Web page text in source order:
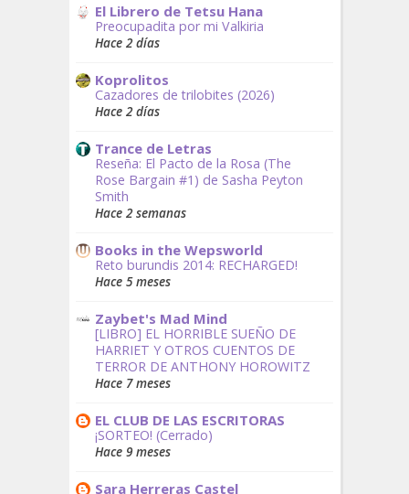
El Librero de Tetsu Hana
Preocupadita por mi Valkiria
Hace 2 días
Koprolitos
Cazadores de trilobites (2026)
Hace 2 días
Trance de Letras
Reseña: El Pacto de la Rosa (The
Rose Bargain #1) de Sasha Peyton
Smith
Hace 2 semanas
Books in the Wepsworld
Reto burundis 2014: RECHARGED!
Hace 5 meses
Zaybet's Mad Mind
[LIBRO] EL HORRIBLE SUEÑO DE
HARRIET Y OTROS CUENTOS DE
TERROR DE ANTHONY HOROWITZ
Hace 7 meses
EL CLUB DE LAS ESCRITORAS
¡SORTEO! (Cerrado)
Hace 9 meses
Sara Herreras Castel